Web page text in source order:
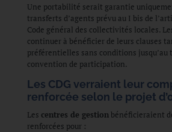
Une portabilité serait garantie
transferts d’agents prévu au I bis de
Code général des collectivités locales.
continuer à bénéficier de leurs clauses
préférentielles sans conditions jusqu’au
convention de participation.
Les CDG verraient leur
renforcée selon le projet
Les centres de gestionbénéficieraient
renforcées pour :